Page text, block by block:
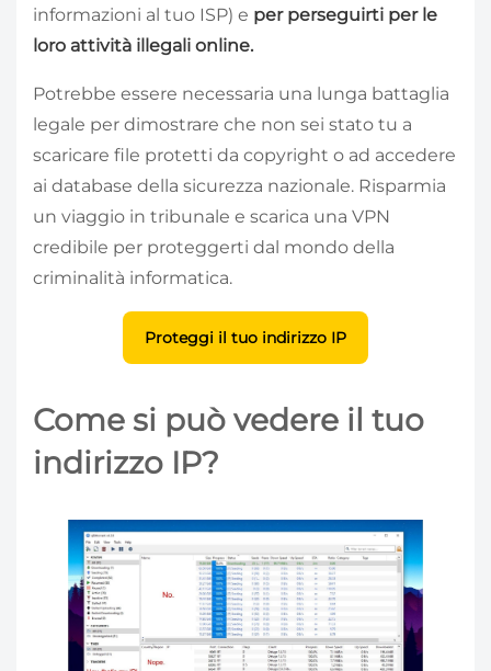
informazioni al tuo ISP) e per perseguirti per le
loro attività illegali online.
Potrebbe essere necessaria una lunga battaglia
legale per dimostrare che non sei stato tu a
scaricare file protetti da copyright o ad accedere
ai database della sicurezza nazionale. Risparmia
un viaggio in tribunale e scarica una VPN
credibile per proteggerti dal mondo della
criminalità informatica.
Proteggi il tuo indirizzo IP
Come si può vedere il tuo
indirizzo IP?